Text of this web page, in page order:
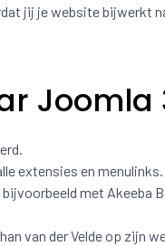
jij je website bijwerkt
Joomla
extensies en menulinks.
met Akeeba
van der Velde op zijn